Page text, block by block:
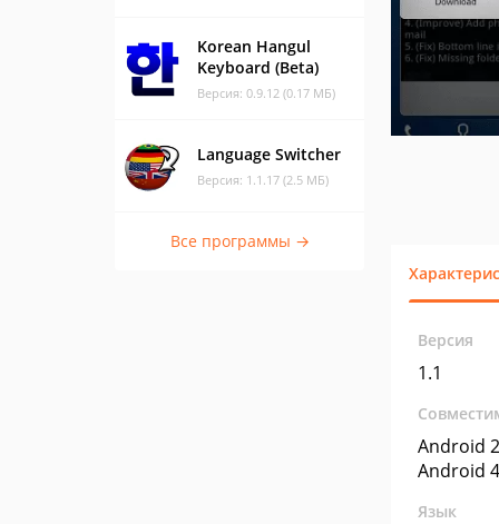
Korean Hangul
Keyboard (Beta)
Версия: 0.9.12 (0.17 МБ)
Language Switcher
Версия: 1.1.17 (2.5 МБ)
Все программы →
Версия
1.1
Android
Android
Язык